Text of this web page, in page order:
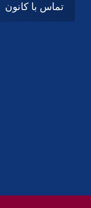
تماس با کانون